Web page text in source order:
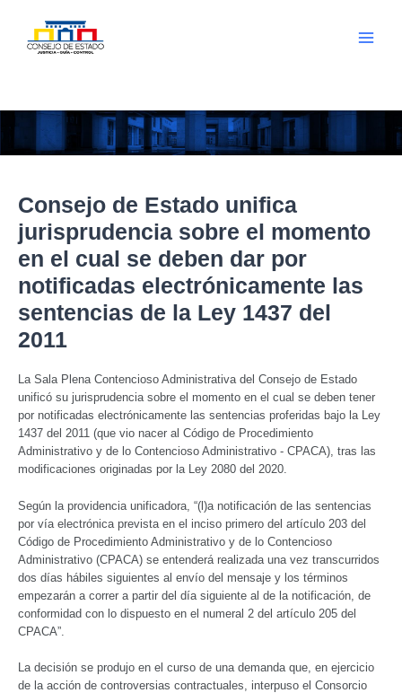
contenido
Consejo de Estado unifica
jurisprudencia sobre el momento
en el cual se deben dar por
notificadas electrónicamente las
sentencias de la Ley 1437 del
2011
La Sala Plena Contencioso Administrativa del Consejo de Estado
unificó su jurisprudencia sobre el momento en el cual se deben tener
por notificadas electrónicamente las sentencias proferidas bajo la Ley
1437 del 2011 (que vio nacer al Código de Procedimiento
Administrativo y de lo Contencioso Administrativo - CPACA), tras las
modificaciones originadas por la Ley 2080 del 2020.
Según la providencia unificadora, “(l)a notificación de las sentencias
por vía electrónica prevista en el inciso primero del artículo 203 del
Código de Procedimiento Administrativo y de lo Contencioso
Administrativo (CPACA) se entenderá realizada una vez transcurridos
dos días hábiles siguientes al envío del mensaje y los términos
empezarán a correr a partir del día siguiente al de la notificación, de
conformidad con lo dispuesto en el numeral 2 del artículo 205 del
CPACA”.
La decisión se produjo en el curso de una demanda que, en ejercicio
de la acción de controversias contractuales, interpuso el Consorcio